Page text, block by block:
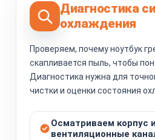
Диагностика
охлаждения
Проверяем, почему ноутбук
скапливается пыль, чтобы
Диагностика нужна для
чистки и оценки состояния
Осматриваем корпус и
вентиляционные